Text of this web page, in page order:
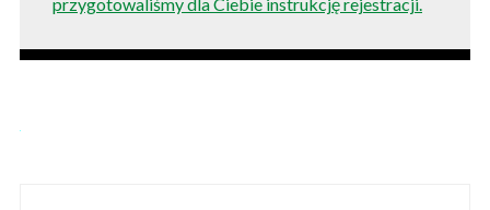
przygotowaliśmy dla Ciebie instrukcję rejestracji.